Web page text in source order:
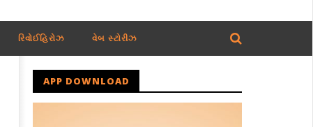
રિવોઈહિરોઝ વેબ સ્ટોરીઝ
APP DOWNLOAD